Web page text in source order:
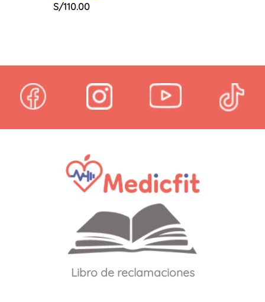
Valorado
S/110.00
Libro de reclamaciones